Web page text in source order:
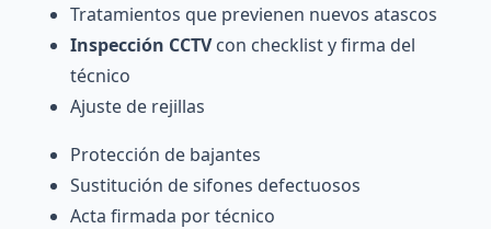
Tratamientos que previenen nuevos atascos
Inspección CCTVcon checklist y firma del
técnico
Ajuste de rejillas
Protección de bajantes
Sustitución de sifones defectuosos
Acta firmada por técnico